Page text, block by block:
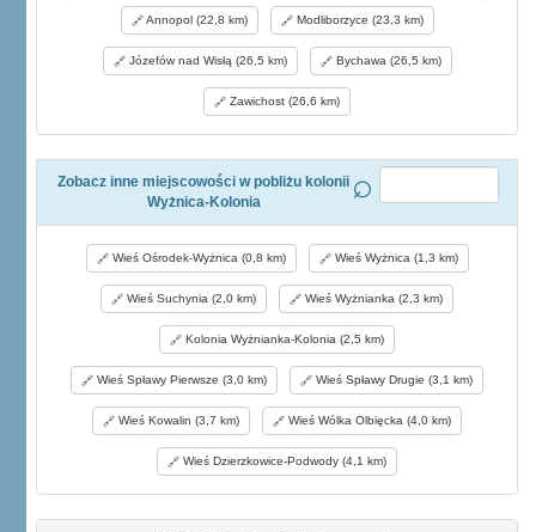
Annopol (22,8 km) Modliborzyce (23,3 km)
Józefów nad Wisłą (26,5 km) Bychawa (26,5 km)
Zawichost (26,6 km)
Zobacz inne miejscowości w pobliżu kolonii
Wyżnica-Kolonia
Wieś Ośrodek-Wyżnica (0,8 km) Wieś Wyżnica (1,3 km)
Wieś Suchynia (2,0 km) Wieś Wyżnianka (2,3 km)
Kolonia Wyżnianka-Kolonia (2,5 km)
Wieś Spławy Pierwsze (3,0 km) Wieś Spławy Drugie (3,1 km)
Wieś Kowalin (3,7 km) Wieś Wólka Olbięcka (4,0 km)
Wieś Dzierzkowice-Podwody (4,1 km)